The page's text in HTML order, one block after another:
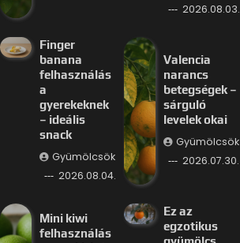
2026.08.03.
Finger
banana
felhasználás
a
gyerekeknek
– ideális
snack
Gyümölcsök
2026.08.04.
Valencia
narancs
betegségek –
sárguló
levelek okai
Gyümölcsök
2026.07.30.
Mini kiwi
felhasználás
Ez az
egzotikus